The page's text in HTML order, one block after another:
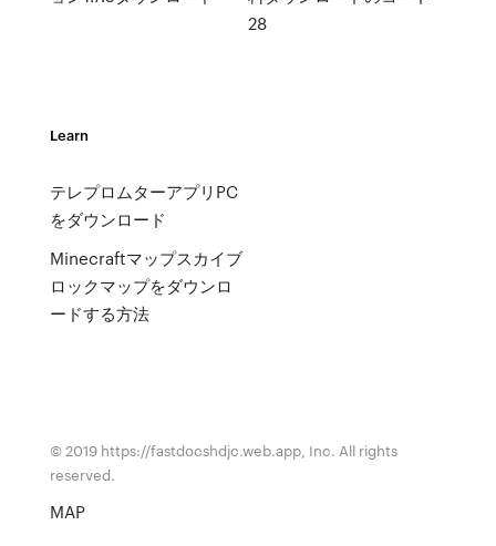
28
Learn
テレプロムターアプリPC
をダウンロード
Minecraftマップスカイブ
ロックマップをダウンロ
ードする方法
© 2019 https://fastdocshdjc.web.app, Inc. All rights
reserved.
MAP